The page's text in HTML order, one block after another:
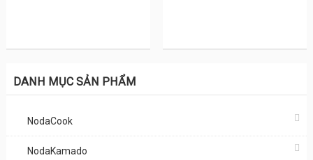
DANH MỤC SẢN PHẨM
NodaCook
NodaKamado